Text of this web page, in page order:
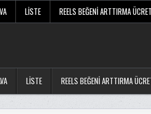
LISTE REELS BEĞENI ARTTIRMA
LISTE REELS BEĞENI ARTTIRMA